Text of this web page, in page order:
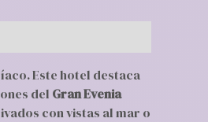
Este hotel destaca
del Gran Evenia
con vistas al mar o